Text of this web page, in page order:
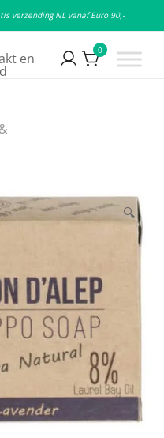
verzending NL vanaf Euro 90,-
0
🔍